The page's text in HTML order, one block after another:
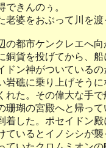
きんのぅ。
婆をおぶって川を
都市ケンクレエへ
銅貨を投げてから、
ン神がついている
礁に乗り上げそう
れた。その偉大な手
珊瑚の宮殿へと帰って
した。ポセイドン殿
いるとイノシシが